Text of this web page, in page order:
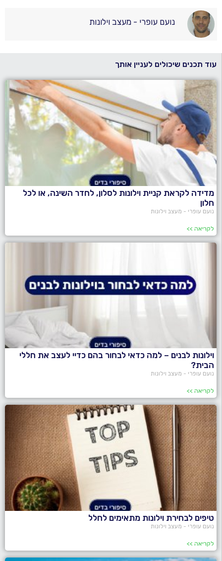
נועם עופרי - מעצב וילונות
עוד תכנים שיכולים לעניין אותך
מדידה לקראת קניית וילונות לסלון, לחדר השינה, או לכל
חלון
נועם עופרי - מעצב וילונות
לקריאה >>
וילונות לבנים – למה כדאי לבחור בהם כדיי לעצב את חללי
הבית?
נועם עופרי - מעצב וילונות
לקריאה >>
טיפים לבחירת וילונות מתאימים לחלל
נועם עופרי - מעצב וילונות
לקריאה >>